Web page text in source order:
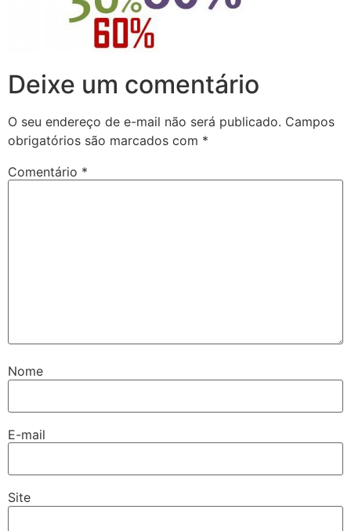
Deixe um comentário
O seu endereço de e-mail não será publicado. Campos
obrigatórios são marcados com *
Comentário *
Nome
E-mail
Site